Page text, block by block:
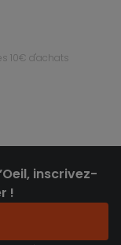
10€ d'achats
inscrivez-
!